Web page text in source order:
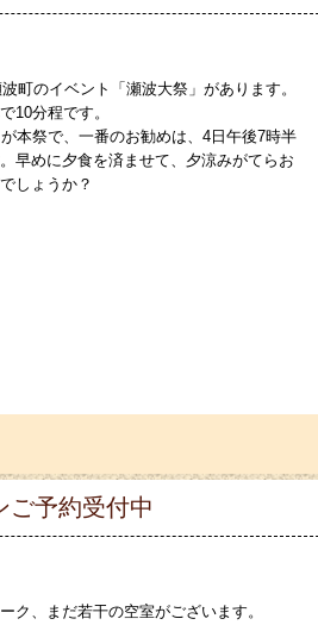
町のイベント「瀬波大祭」があります。
10分程です。
本祭で、一番のお勧めは、4日午後7時半
早めに夕食を済ませて、夕涼みがてらお
しょうか？
ご予約受付中
ク、まだ若干の空室がございます。